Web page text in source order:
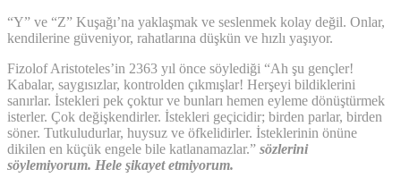
“Y” ve “Z” Kuşağı’na yaklaşmak ve seslenmek kolay değil. Onlar,
kendilerine güveniyor, rahatlarına düşkün ve hızlı yaşıyor.
Fizolof Aristoteles’in 2363 yıl önce söylediği “Ah şu gençler!
Kabalar, saygısızlar, kontrolden çıkmışlar! Herşeyi bildiklerini
sanırlar. İstekleri pek çoktur ve bunları hemen eyleme dönüştürmek
isterler. Çok değişkendirler. İstekleri geçicidir; birden parlar, birden
söner. Tutkuludurlar, huysuz ve öfkelidirler. İsteklerinin önüne
dikilen en küçük engele bile katlanamazlar.” sözlerini
söylemiyorum. Hele şikayet etmiyorum.